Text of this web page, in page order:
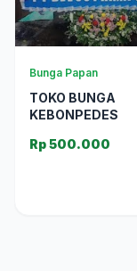
Bunga Papan
TOKO BUNGA
KEBONPEDES
Rp 500.000